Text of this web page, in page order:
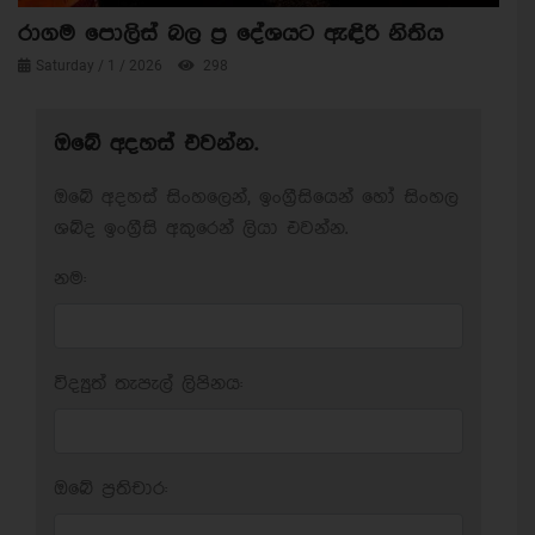
රාගම පොලිස් බල ප්‍ර දේශයට ඇඳිරි නිතිය
Saturday / 1 / 2026 298
ඔබේ අදහස් එවන්න.